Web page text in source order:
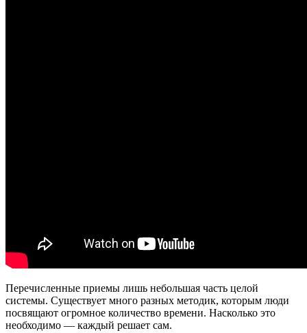
Перечисленные приемы лишь небольшая часть целой
системы. Существует много разных методик, которым люди
посвящают огромное количество времени. Насколько это
необходимо — каждый решает сам.